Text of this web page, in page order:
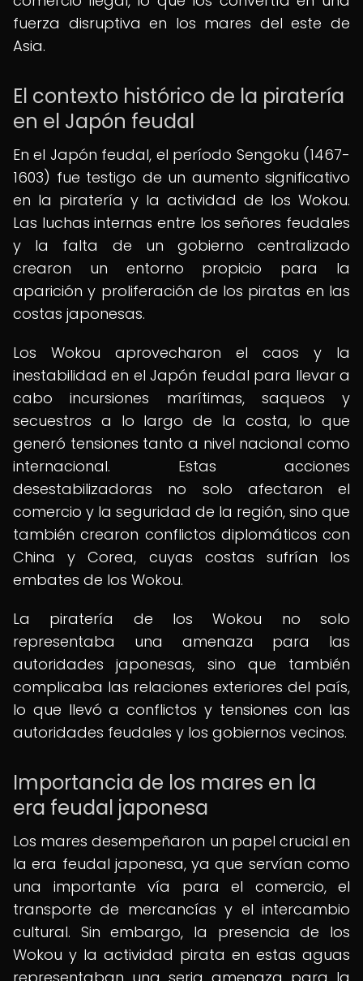
fuerza disruptiva en los mares del este de
Asia.
El contexto histórico de la piratería
en el Japón feudal
En el Japón feudal, el período Sengoku (1467-
1603) fue testigo de un aumento significativo
en la piratería y la actividad de los Wokou.
Las luchas internas entre los señores feudales
y la falta de un gobierno centralizado
crearon un entorno propicio para la
aparición y proliferación de los piratas en las
costas japonesas.
Los Wokou aprovecharon el caos y la
inestabilidad en el Japón feudal para llevar a
cabo incursiones marítimas, saqueos y
secuestros a lo largo de la costa, lo que
generó tensiones tanto a nivel nacional como
internacional. Estas acciones
desestabilizadoras no solo afectaron el
comercio y la seguridad de la región, sino que
también crearon conflictos diplomáticos con
China y Corea, cuyas costas sufrían los
embates de los Wokou.
La piratería de los Wokou no solo
representaba una amenaza para las
autoridades japonesas, sino que también
complicaba las relaciones exteriores del país,
lo que llevó a conflictos y tensiones con las
autoridades feudales y los gobiernos vecinos.
Importancia de los mares en la
era feudal japonesa
Los mares desempeñaron un papel crucial en
la era feudal japonesa, ya que servían como
una importante vía para el comercio, el
transporte de mercancías y el intercambio
cultural. Sin embargo, la presencia de los
Wokou y la actividad pirata en estas aguas